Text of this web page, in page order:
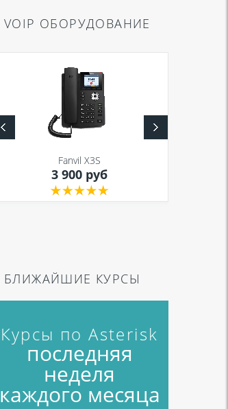
VOIP ОБОРУДОВАНИЕ
Fanvil X3S
3 900 руб
БЛИЖАЙШИЕ КУРСЫ
Курсы по Asterisk
последняя
неделя
каждого месяца